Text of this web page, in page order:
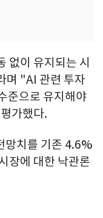
없이 유지되는 시
며 "AI 관련 투자
준으로 유지해야
가했다.
망치를 기존 4.6%
장에 대한 낙관론